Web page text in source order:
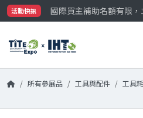
活動快訊
國際買主補助名額有限，
參觀門票開放申請中‼️
國際買主補助名額有限，
所有參展品 工具與配件 工具